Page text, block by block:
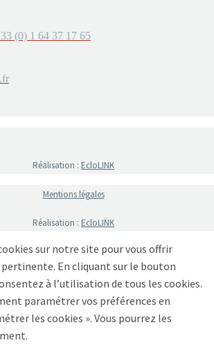
(0) 1 64 37 17 65
Réalisation : EcloLINK
Mentions légales
Réalisation : EcloLINK
sur notre site pour vous offrir
pertinente. En cliquant sur le bouton
à l’utilisation de tous les cookies.
paramétrer vos préférences en
les cookies ». Vous pourrez les